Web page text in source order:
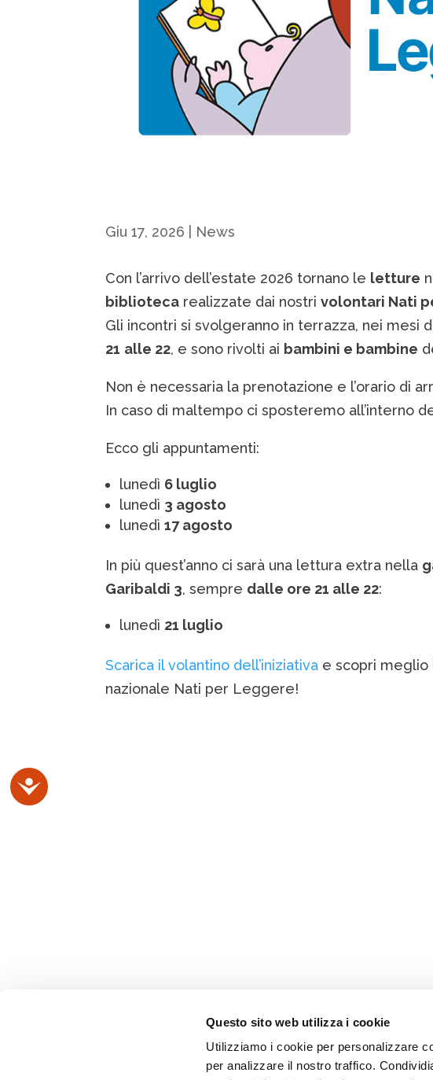
Questo sito web utilizza i cookie
Utilizziamo i cookie per personalizzare
per analizzare il nostro traffico.
Accessibilità
Giu 17, 2026 News
Con l’arrivo dell’estate 2026 tornano le letture
biblioteca realizzate dai nostrivolontari Nati
Gli incontri si svolgeranno in terrazza, nei mesi
21 alle 22, e sono rivolti ai bambini e bambine
Non è necessaria la prenotazione e l’orario di
In caso di maltempo ci sposteremo all’interno
Ecco gli appuntamenti:
lunedì 6 luglio
lunedì 3 agosto
lunedì17 agosto
In più quest’anno ci sarà una lettura extra nella
Garibaldi 3, sempre dalle ore 21 alle 22:
lunedì 21 luglio
Scarica il volantino dell’iniziativa e scopri meglio
nazionale Nati per Leggere!